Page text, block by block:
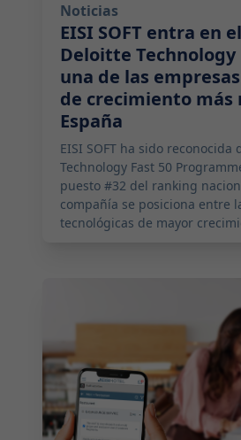
Noticias
EISI SOFT entra en
Deloitte Technology
una de las
de crecimiento más
España
EISI SOFT ha sido
Technology Fast 50
puesto #32 del ranking
compañía se posiciona entre
tecnológicas de mayor